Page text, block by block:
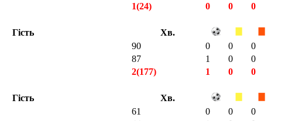
1(24) 0 0
0
Гість
Хв.
90 0 0
0
87 1 0
0
2(177) 1 0
0
Гість
Хв.
61 0 0
0